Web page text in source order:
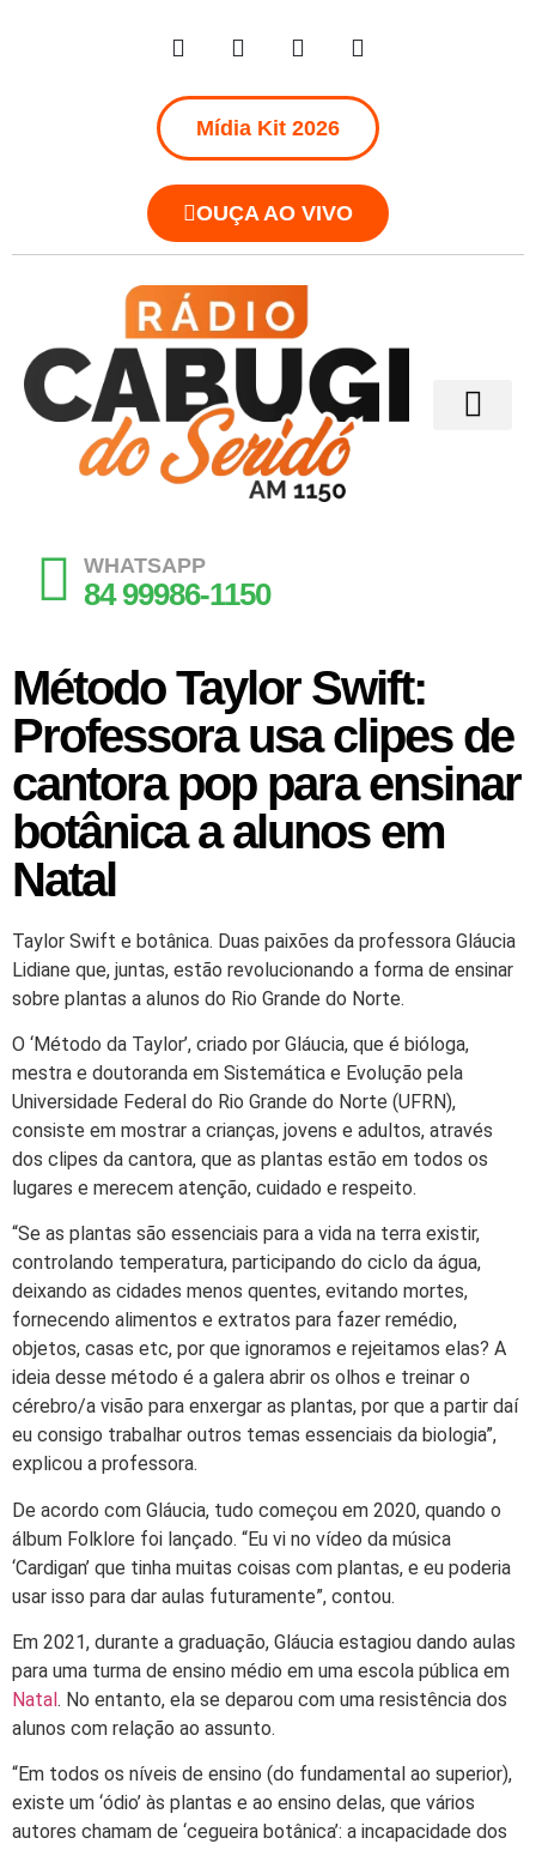
Mídia Kit 2026
OUÇA AO VIVO
WHATSAPP
84 99986-1150
Método Taylor Swift:
Professora usa clipes de
cantora pop para ensinar
botânica a alunos em
Natal
Taylor Swift e botânica. Duas paixões da professora Gláucia
Lidiane que, juntas, estão revolucionando a forma de ensinar
sobre plantas a alunos do Rio Grande do Norte.
O ‘Método da Taylor’, criado por Gláucia, que é bióloga,
mestra e doutoranda em Sistemática e Evolução pela
Universidade Federal do Rio Grande do Norte (UFRN),
consiste em mostrar a crianças, jovens e adultos, através
dos clipes da cantora, que as plantas estão em todos os
lugares e merecem atenção, cuidado e respeito.
“Se as plantas são essenciais para a vida na terra existir,
controlando temperatura, participando do ciclo da água,
deixando as cidades menos quentes, evitando mortes,
fornecendo alimentos e extratos para fazer remédio,
objetos, casas etc, por que ignoramos e rejeitamos elas? A
ideia desse método é a galera abrir os olhos e treinar o
cérebro/a visão para enxergar as plantas, por que a partir daí
eu consigo trabalhar outros temas essenciais da biologia”,
explicou a professora.
De acordo com Gláucia, tudo começou em 2020, quando o
álbum Folklore foi lançado. “Eu vi no vídeo da música
‘Cardigan’ que tinha muitas coisas com plantas, e eu poderia
usar isso para dar aulas futuramente”, contou.
Em 2021, durante a graduação, Gláucia estagiou dando aulas
para uma turma de ensino médio em uma escola pública em
Natal. No entanto, ela se deparou com uma resistência dos
alunos com relação ao assunto.
“Em todos os níveis de ensino (do fundamental ao superior),
existe um ‘ódio’ às plantas e ao ensino delas, que vários
autores chamam de ‘cegueira botânica’: a incapacidade dos